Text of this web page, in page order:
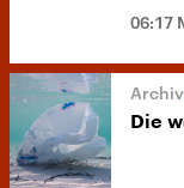
06:17
Die